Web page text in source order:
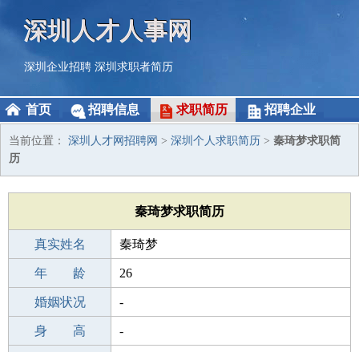
深圳人才人事网
深圳企业招聘 深圳求职者简历
首页 招聘信息 求职简历 招聘企业
当前位置： 深圳人才网招聘网 > 深圳个人求职简历 > 秦琦梦求职简
历
秦琦梦求职简历
真实姓名 秦琦梦
性 别 女
年 龄 26
出生年月 2000-08-24
婚姻状况 -
学 历 高中
身 高 -